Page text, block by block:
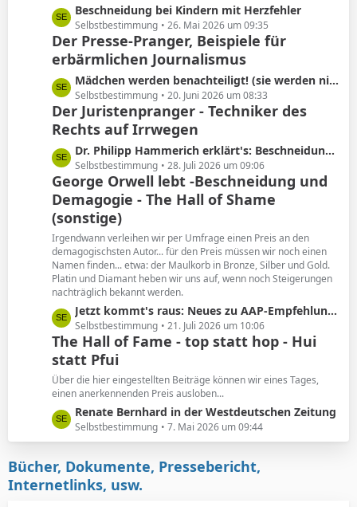
e
L
e
t
z
e
B
e
i
t
r
ä
g
e
Beschneidung bei Kindern mit Herzfehler
Selbstbestimmung 26. Mai 2026 um 09:35
Der Presse-Pranger, Beispiele für
erbärmlichen Journalismus
L
e
t
z
e
B
e
i
t
r
ä
g
e
Mädchen werden benachteiligt! (sie werden nicht beschnitten)
Selbstbestimmung 20. Juni 2026 um 08:33
Der Juristenpranger - Techniker des
Rechts auf Irrwegen
L
e
t
z
t
e
B
e
i
t
r
ä
g
e
Dr. Philipp Hammerich erklärt's: Beschneidung hat keine Spätfolgen!
Selbstbestimmung 28. Juli 2026 um 09:06
George Orwell lebt -Beschneidung und
Demagogie - The Hall of Shame
(sonstige)
Irgendwann verleihen wir per Umfrage einen Preis an den
demagogischsten Autor... für den Preis müssen wir noch einen
Namen finden... etwa: der Maulkorb in Bronze, Silber und Gold.
Platin und Diamant heben wir uns auf, wenn noch Steigerungen
nachträglich bekannt werden.
L
e
t
z
t
e
B
e
i
r
ä
Jetzt kommt's raus: Neues zu AAP-Empfehlung von 2012!
Selbstbestimmung 21. Juli 2026 um 10:06
The Hall of Fame - top statt hop - Hui
statt Pfui
Über die hier eingestellten Beiträge können wir eines Tages,
einen anerkennenden Preis ausloben...
L
e
t
t
e
Renate Bernhard in der Westdeutschen Zeitung
Selbstbestimmung 7. Mai 2026 um 09:44
Bücher, Dokumente, Pressebericht,
Internetlinks, usw.